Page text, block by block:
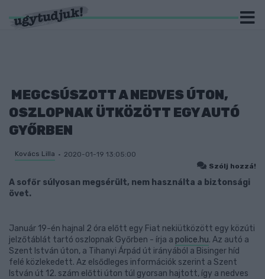
MEGCSÚSZOTT A NEDVES ÚTON,
OSZLOPNAK ÜTKÖZÖTT EGY AUTÓ
GYŐRBEN
Kovács Lilla
2020-01-19 13:05:00
Szólj hozzá!
A sofőr súlyosan megsérült, nem használta a biztonsági
övet.
Január 19-én hajnal 2 óra előtt egy Fiat nekiütközött egy közúti
jelzőtáblát tartó oszlopnak Győrben - írja a police.hu. Az autó a
Szent István úton, a Tihanyi Árpád út irányából a Bisinger híd
felé közlekedett. Az elsődleges információk szerint a Szent
István út 12. szám előtti úton túl gyorsan hajtott, így a nedves